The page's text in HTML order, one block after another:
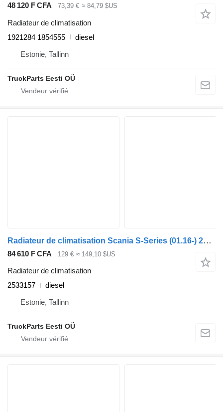
48 120 F CFA 73,39 € ≈ 84,79 $US
Radiateur de climatisation
1921284 1854555
diesel
Estonie, Tallinn
TruckParts Eesti OÜ
Radiateur de climatisation Scania S-Series (01.16-) 2533157 pour tracteur routier Scania L,P,G,R,S-series (2016-)
84 610 F CFA 129 € ≈ 149,10 $US
Radiateur de climatisation
2533157
diesel
Estonie, Tallinn
TruckParts Eesti OÜ